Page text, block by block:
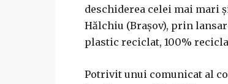
deschiderea celei mai mari
Hălchiu (Braşov), prin
plastic reciclat, 100%
Potrivit unui comunicat al